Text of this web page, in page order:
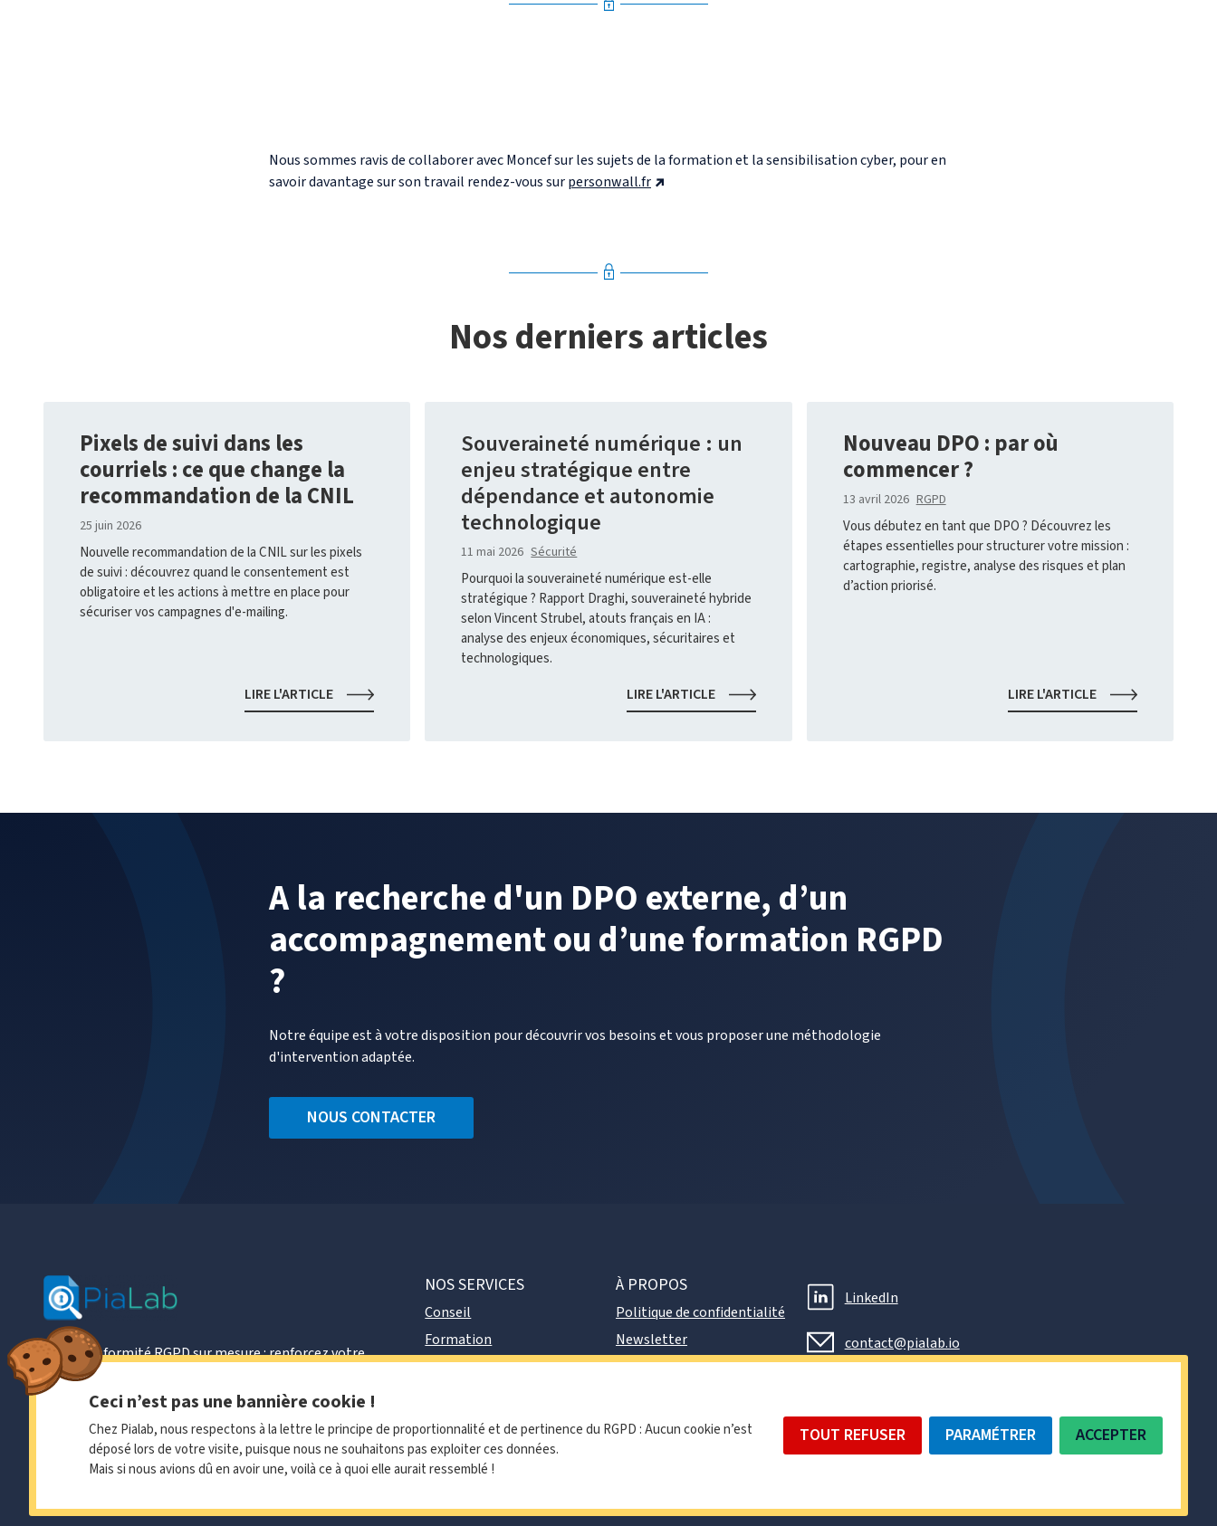
Ceci n’est pas une bannière cookie !
Chez Pialab, nous respectons à la lettre le principe de proportionnalité et de pertinence du RGPD : Aucun cookie n’est
déposé lors de votre visite, puisque nous ne souhaitons pas exploiter ces données.
Mais si nous avions dû en avoir une, voilà ce à quoi elle aurait ressemblé !
TOUT REFUSER PARAMÉTRER ACCEPTER
Nous sommes ravis de collaborer avec Moncef sur les sujets de la formation et la sensibilisation cyber, pour en
savoir davantage sur son travail rendez-vous surpersonwall.fr
Nos derniers articles
Pixels de suivi dans les
courriels : ce que change la
recommandation de la CNIL
25 juin 2026
Nouvelle recommandation de la CNIL sur les pixels
de suivi : découvrez quand le consentement est
obligatoire et les actions à mettre en place pour
sécuriser vos campagnes d'e-mailing.
LIRE L'ARTICLE
PIXELS
DE
RECOMMANDATION
DE
LA
CNIL
Souveraineté numérique : un
enjeu stratégique entre
dépendance et autonomie
technologique
11 mai 2026 Sécurité
Pourquoi la souveraineté numérique est-elle
stratégique ? Rapport Draghi, souveraineté hybride
selon Vincent Strubel, atouts français en IA :
analyse des enjeux économiques, sécuritaires et
technologiques.
LIRE L'ARTICLE SOUVERAINETÉ
NUMÉRIQUE
Nouveau DPO : par où
commencer ?
13 avril 2026 RGPD
Vous débutez en tant que DPO ? Découvrez les
étapes essentielles pour structurer votre mission :
cartographie, registre, analyse des risques et plan
d’action priorisé.
LIRE L'ARTICLE NOUVEAU
DPO
A la recherche d'un DPO externe, d’un
accompagnement ou d’une formation RGPD
?
Notre équipe est à votre disposition pour découvrir vos besoins et vous proposer une méthodologie
d'intervention adaptée.
NOUS CONTACTER
Votre conformité RGPD sur mesure : renforcez votre
sécurité, améliorez vos performances et gagnez la
confiance de vos partenaires. Besoin d'un DPO externe ?
NOS SERVICES
Conseil
Formation
DPO externe
À PROPOS
Politique de confidentialité
Newsletter
Contact
LinkedIn
contact@pialab.io